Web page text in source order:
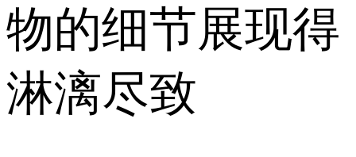
物的细节展现得
淋漓尽致